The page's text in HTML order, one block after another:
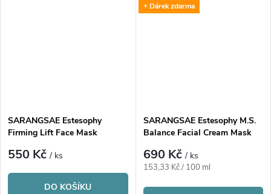
SARANGSAE Estesophy
Firming Lift Face Mask
550 Kč/ ks
DO KOŠÍKU
+ Dárek zdarma
SARANGSAE Estesophy M.S.
Balance Facial Cream Mask
690 Kč/ ks
Měrná
153,33 Kč / 100 ml